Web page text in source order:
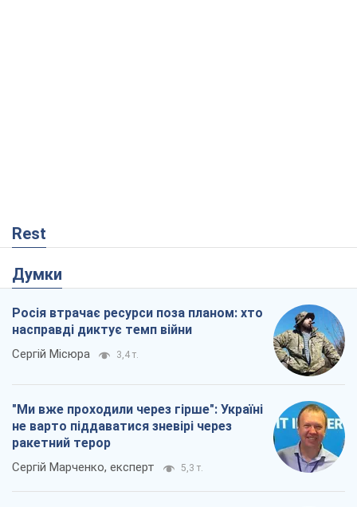
Rest
Думки
Росія втрачає ресурси поза планом: хто
насправді диктує темп війни
Сергій Місюра 3,4 т.
"Ми вже проходили через гірше": Україні
не варто піддаватися зневірі через
ракетний терор
Сергій Марченко, експерт 5,3 т.